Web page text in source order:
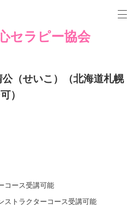
セラピー協会
公（せいこ）（北海道札幌
）
コース受講可能
ストラクターコース受講可能